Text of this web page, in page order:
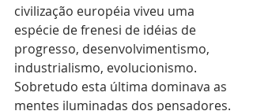
civilização européia viveu uma
espécie de frenesi de idéias de
progresso, desenvolvimentismo,
industrialismo, evolucionismo.
Sobretudo esta última dominava as
mentes iluminadas dos pensadores.